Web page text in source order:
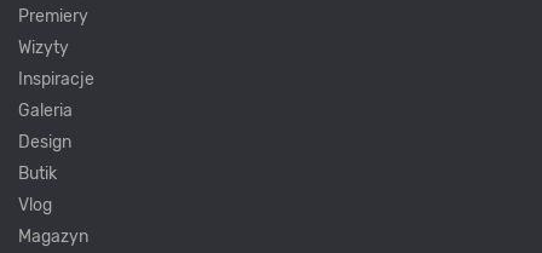
Premiery
Wizyty
Inspiracje
Galeria
Design
Butik
Vlog
Magazyn